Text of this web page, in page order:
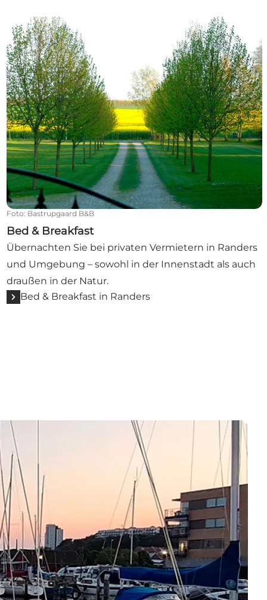
Bed & Breakfast
Foto: Bastrupgaard B&B
Bed & Breakfast
Übernachten Sie bei privaten Vermietern in Randers
und Umgebung – sowohl in der Innenstadt als auch
draußen in der Natur.
Bed & Breakfast in Randers